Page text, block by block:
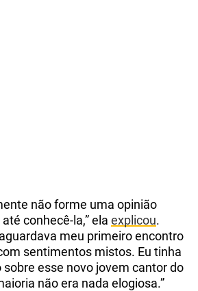
não forme uma opinião
conhecê-la,” ela explicou.
meu primeiro encontro
sentimentos mistos. Eu tinha
esse novo jovem cantor do
não era nada elogiosa.”